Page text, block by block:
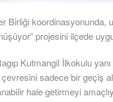
Birliği koordinasyonunda,
projesini ilçede
Kutmangil İlkokulu
sadece bir geçiş
hale getirmeyi